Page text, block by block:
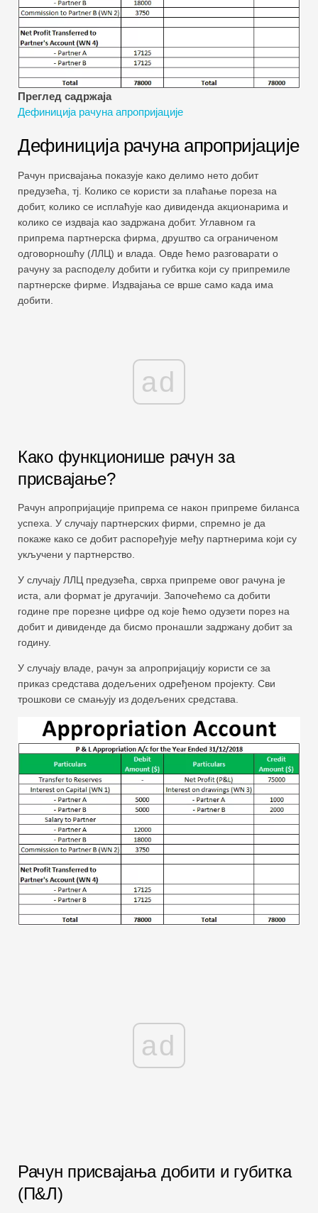
Водичи за финансијско моделирање
Пуни облик
Преглед садржаја
Дефиниција рачуна апропријације
Дефиниција рачуна апропријације
Рачун присвајања показује како делимо нето добит
предузећа, тј. Колико се користи за плаћање пореза на
добит, колико се исплаћује као дивиденда акционарима и
колико се издваја као задржана добит. Углавном га
припрема партнерска фирма, друштво са ограниченом
одговорношћу (ЛЛЦ) и влада. Овде ћемо разговарати о
рачуну за расподелу добити и губитка који су припремиле
партнерске фирме. Издвајања се врше само када има
добити.
ad
Како функционише рачун за
присвајање?
Рачун апропријације припрема се након припреме биланса
успеха. У случају партнерских фирми, спремно је да
покаже како се добит распоређује међу партнерима који су
укључени у партнерство.
У случају ЛЛЦ предузећа, сврха припреме овог рачуна је
иста, али формат је другачији. Започећемо са добити
године пре порезне цифре од које ћемо одузети порез на
добит и дивиденде да бисмо пронашли задржану добит за
годину.
У случају владе, рачун за апропријацију користи се за
приказ средстава додељених одређеном пројекту. Сви
трошкови се смањују из додељених средстава.
ad
Рачун присвајања добити и губитка
(П&Л)